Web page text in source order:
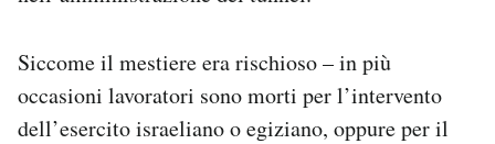
Siccome il mestiere era rischioso – in più
occasioni lavoratori sono morti per l’intervento
dell’esercito israeliano o egiziano, oppure per il